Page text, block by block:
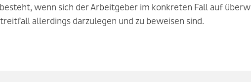
wenn sich der Arbeitgeber im konkreten Fall auf
allerdings darzulegen und zu beweisen sind.